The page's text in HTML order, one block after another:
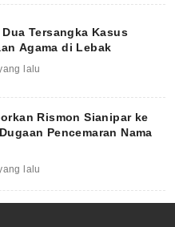
Tersangka Kasus
Agama di Lebak
lalu
Rismon Sianipar ke
Pencemaran Nama
lalu